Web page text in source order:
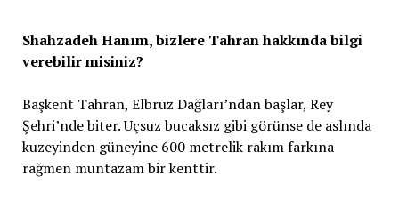
Shahzadeh Hanım, bizlere Tahran hakkında bilgi
verebilir misiniz?
Başkent Tahran, Elbruz Dağları’ndan başlar, Rey
Şehri’nde biter. Uçsuz bucaksız gibi görünse de aslında
kuzeyinden güneyine 600 metrelik rakım farkına
rağmen muntazam bir kenttir.